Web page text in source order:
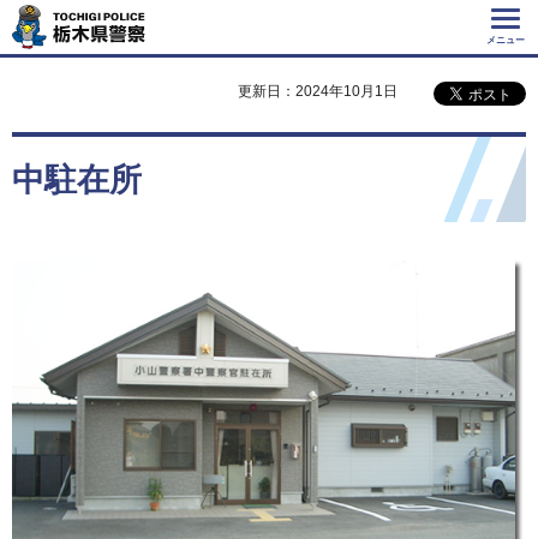
Tochigi Police 栃
木県警察
メニュー
更新日：2024年10月1日
中駐在所